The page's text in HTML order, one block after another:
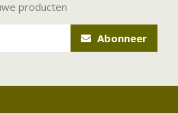
producten
Abonneer